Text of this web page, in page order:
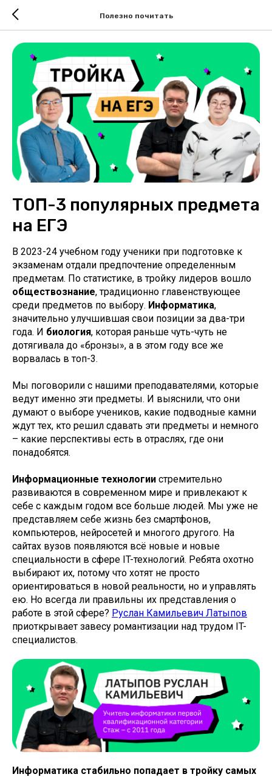
Полезно почитать
ТОП-3 популярных предмета
на ЕГЭ
В 2023-24 учебном году ученики при подготовке к
экзаменам отдали предпочтение определенным
предметам. По статистике, в тройку лидеров вошло
обществознание, традиционно главенствующее
среди предметов по выбору. Информатика,
значительно улучшившая свои позиции за два-три
года. И биология, которая раньше чуть-чуть не
дотягивала до «бронзы», а в этом году все же
ворвалась в топ-3.
Мы поговорили с нашими преподавателями, которые
ведут именно эти предметы. И выяснили, что они
думают о выборе учеников, какие подводные камни
ждут тех, кто решил сдавать эти предметы и немного
– какие перспективы есть в отраслях, где они
понадобятся.
Информационные технологии стремительно
развиваются в современном мире и привлекают к
себе с каждым годом все больше людей. Мы уже не
представляем себе жизнь без смартфонов,
компьютеров, нейросетей и многого другого. На
сайтах вузов появляются всё новые и новые
специальности в сфере IT-технологий. Ребята охотно
выбирают их, потому что хотят не просто
ориентироваться в новой реальности, но и управлять
ею. Но всегда ли правильны их представления о
работе в этой сфере? Руслан Камильевич Латыпов
приоткрывает завесу романтизации над трудом IT-
специалистов.
Информатика стабильно попадает в тройку самых